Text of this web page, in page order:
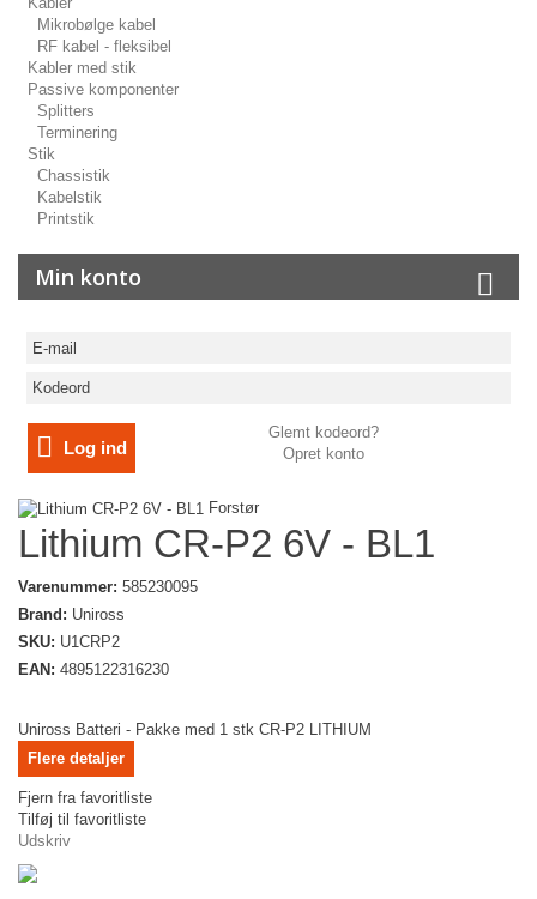
Mikrobølge kabel
RF kabel - fleksibel
Kabler med stik
Passive komponenter
Splitters
Terminering
Stik
Chassistik
Kabelstik
Printstik
Min konto
Log ind
Glemt kodeord?
Opret konto
Forstør
Lithium CR-P2 6V - BL1
Varenummer: 585230095
Brand: Uniross
SKU: U1CRP2
EAN: 4895122316230
Uniross Batteri - Pakke med 1 stk CR-P2 LITHIUM
Flere detaljer
Fjern fra favoritliste
Tilføj til favoritliste
Udskriv